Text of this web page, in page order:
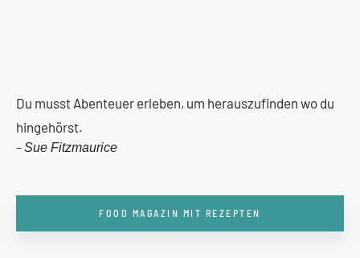
Du musst Abenteuer erleben, um herauszufinden wo du
hingehörst.
–Sue Fitzmaurice
FOOD MAGAZIN MIT REZEPTEN